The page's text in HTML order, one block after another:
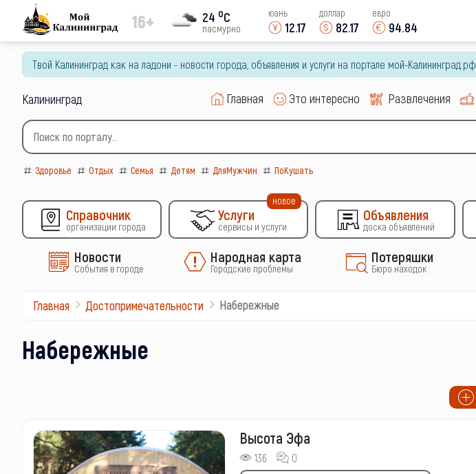
16+ 24 oC
пасмурно
юань
12.17
доллар
82.17
евро
94.84
Твой Калининград как на ладони - новости города, объявления и услуги на портале мой-Калининград.рф
Калининград Главная Это интересно Развлечения
Здоровье Отдых Семья Детям ДляМужчин ПоКушать
Справочник
организации города
Услуги
сервисы и услуги
новое
Объявления
доска объявлений
Новости
События в городе
Народная карта
Городские проблемы
Потеряшки
Бюро находок
Главная Достопримечательности Набережные
Набережные
Высота Эфа
136
0